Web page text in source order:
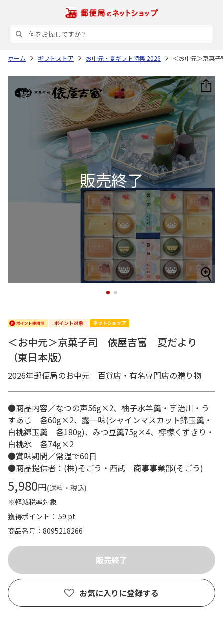
ホーム ギフトストア お中元・夏ギフト特集 2026 ＜お中元＞京菓
1 2
＜お中元＞京菓子司 俵屋吉富 夏だより
（東日本版）
2026年郵便局のお中元 百貨店・有名専門店の贈り物
●商品内容／なつの声56g×2、柚子水羊羹・宇治川・う
すあじ 各60g×2、露一味(シャインマスカット錦玉羹・
白桃錦玉羹 各180g)、みつ豆羹75g×4、檸檬くずきり・
白桃氷 各74g×2
●賞味期間／常温で60日
●商品提供者：(株)そごう・西武 商事事業部(そごう)
5,980円(送料・税込)
※軽減税率対象
獲得ポイント： 59 pt
商品番号
8095218266
お気に入りに登録する